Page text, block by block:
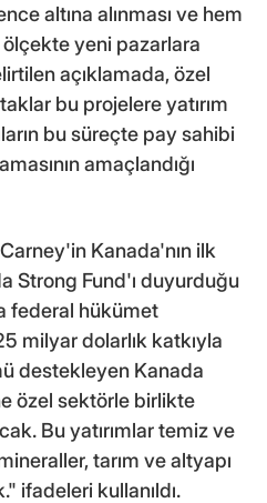
altına alınması ve hem
yeni pazarlara
açıklamada, özel
bu projelere yatırım
bu süreçte pay sahibi
amaçlandığı
Kanada'nın ilk
Strong Fund'ı duyurduğu
federal hükümet
milyar dolarlık katkıyla
destekleyen Kanada
özel sektörle birlikte
Bu yatırımlar temiz ve
tarım ve altyapı
ifadeleri kullanıldı.